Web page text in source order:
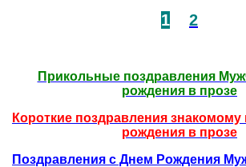
1 2
Прикольные поздравления
рождения в прозе
Короткие поздравления
рождения в прозе
Поздравления с Днем Рождения